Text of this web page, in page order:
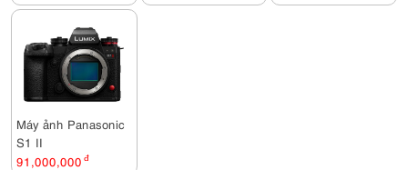
Máy ảnh Panasonic
S1 II
91,000,000 đ